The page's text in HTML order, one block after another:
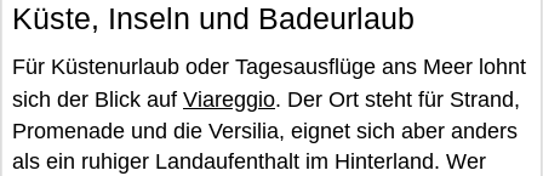
Küste, Inseln und Badeurlaub
Für Küstenurlaub oder Tagesausflüge ans Meer lohnt
sich der Blick auf Viareggio. Der Ort steht für Strand,
Promenade und die Versilia, eignet sich aber anders
als ein ruhiger Landaufenthalt im Hinterland. Wer